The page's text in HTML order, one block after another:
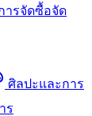
ารจัดซื้อจัด
ศิลปะและการ
ร